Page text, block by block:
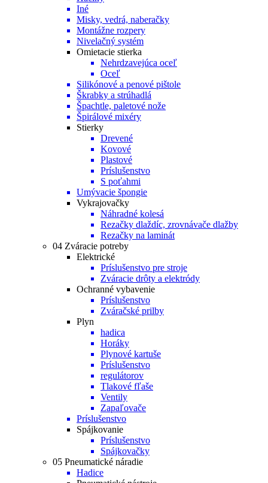
Iné
Misky, vedrá, naberačky
Montážne rozpery
Nivelačný systém
Omietacie stierka
Nehrdzavejúca oceľ
Oceľ
Silikónové a penové pištole
Škrabky a strúhadlá
Špachtle, paletové nože
Špirálové mixéry
Stierky
Drevené
Kovové
Plastové
Príslušenstvo
S poťahmi
Umývacie špongie
Vykrajovačky
Náhradné kolesá
Rezačky dlaždíc, zrovnávače dlažby
Rezačky na laminát
04 Zváracie potreby
Elektrické
Príslušenstvo pre stroje
Zváracie drôty a elektródy
Ochranné vybavenie
Príslušenstvo
Zváračské prilby
Plyn
hadica
Horáky
Plynové kartuše
Príslušenstvo
regulátorov
Tlakové fľaše
Ventily
Zapaľovače
Príslušenstvo
Spájkovanie
Príslušenstvo
Spájkovačky
05 Pneumatické náradie
Hadice